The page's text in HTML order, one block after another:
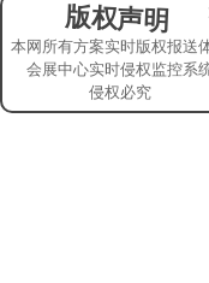
本网所有方案实时版权报送
会展中心实时侵权监控系
侵权必究
版权声明